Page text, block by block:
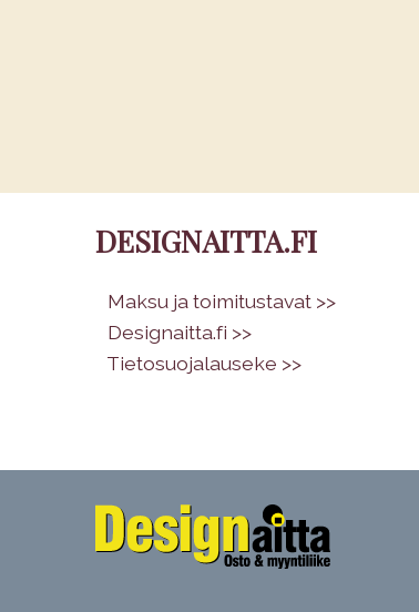
DESIGNAITTA.FI
Maksu ja toimitustavat >>
Designaitta.fi >>
Tietosuojalauseke >>